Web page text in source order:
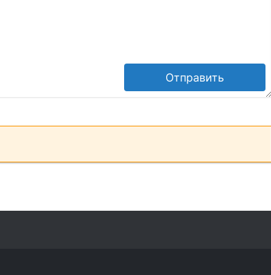
Отправить